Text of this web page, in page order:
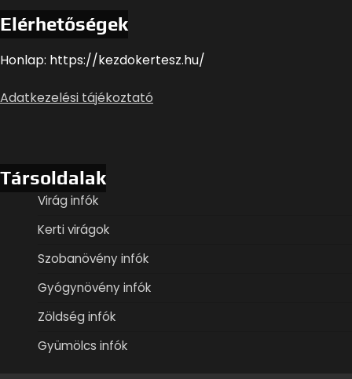
Elérhetőségek
Honlap: https://kezdokertesz.hu/
Adatkezelési tájékoztató
Társoldalak
Virág infók
Kerti virágok
Szobanövény infók
Gyógynövény infók
Zöldség infók
Gyümölcs infók